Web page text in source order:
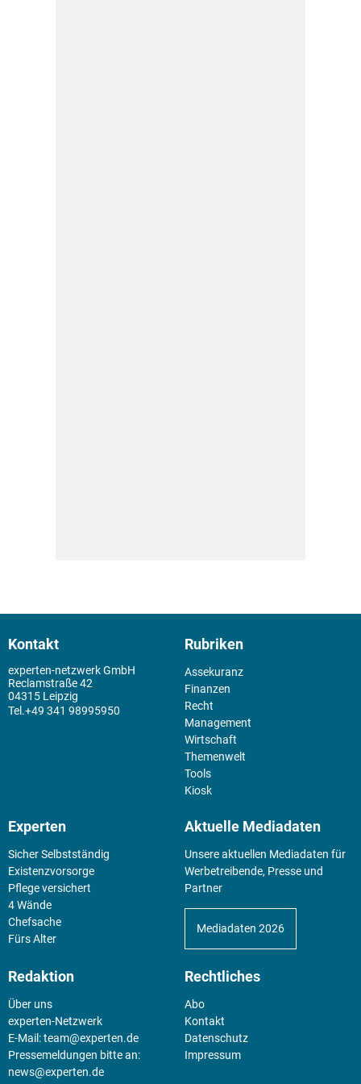
Kontakt
experten-netzwerk GmbH
Reclamstraße 42
04315 Leipzig
+49 341 98995950
Rubriken
Assekuranz
Finanzen
Recht
Management
Wirtschaft
Themenwelt
Tools
Kiosk
Experten
Sicher Selbstständig
Existenz­vorsorge
Pflege versichert
4 Wände
Chefsache
Fürs Alter
Aktuelle Mediadaten
Unsere aktuellen Mediadaten für
Werbetreibende, Presse und
Partner
Mediadaten 2026
Redaktion
Über uns
experten-Netzwerk
E-Mail:team@experten.de
Pressemeldungen bitte an:
news@experten.de
Rechtliches
Abo
Kontakt
Datenschutz
Impressum